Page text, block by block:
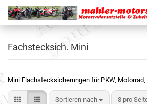
Fachstecksich. Mini
Mini Flachstecksicherungen für PKW, Motorrad,
Sortieren nach 8 pro